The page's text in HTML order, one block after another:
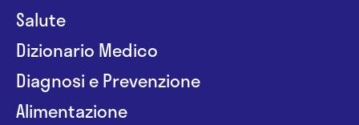
Salute
Dizionario Medico
Diagnosi e Prevenzione
Alimentazione